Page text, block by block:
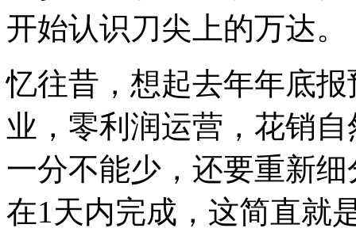
开始认识刀尖上的万达。
忆往昔，想起去年年底
业，零利润运营，花销
一分不能少，还要重新
在1天内完成，这简直